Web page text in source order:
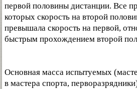
первой половины дистанции. Все
которых скорость на второй
превышала скорость на первой,
быстрым прохождением второй
Основная масса испытуемых
в мастера спорта,